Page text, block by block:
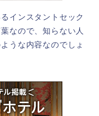
インスタントセック
なので、知らない人
うな内容なのでしょ